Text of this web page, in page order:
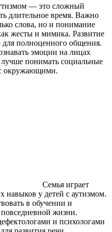
— это сложный
длительное время. Важно
слова, но и понимание
жесты и мимика. Развитие
полноценного общения.
эмоции на лицах
понимать социальные
с окружающими.
Семья играет
навыков у детей с аутизмом.
в обучении и
жизни.
и психологами